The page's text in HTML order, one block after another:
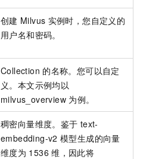
创建 Milvus 实例时，您自定义的
用户名和密码。
Collection 的名称。您可以自定
义。本文示例均以
milvus_overview 为例。
稠密向量维度。鉴于 text-
embedding-v2 模型生成的向量
维度为 1536 维，因此将